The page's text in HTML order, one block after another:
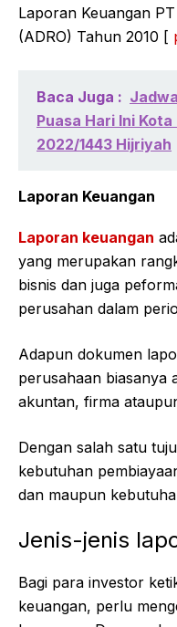
Laporan Keuangan
(ADRO) Tahun 2010 [
Baca Juga :
Puasa Hari Ini
2022/1443 Hijriyah
Laporan Keuangan
Laporan keuangan
yang merupakan
bisnis dan juga
perusahan dalam
Adapun dokumen
perusahaan biasanya
akuntan, firma
Dengan salah satu
kebutuhan
dan maupun
Jenis-jenis
Bagi para investor
keuangan, perlu